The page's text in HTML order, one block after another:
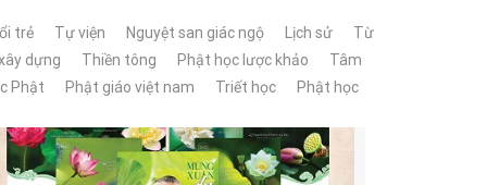
trẻ Tự viện Nguyệt san giác ngộ Lịch sử
Từ
dựng Thiền tông Phật học lược khảo
Tâm
Phật Phật giáo việt nam Triết học
Phật học